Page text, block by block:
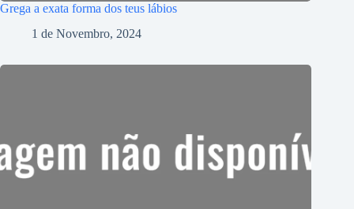
Grega a exata forma dos teus lábios
1 de Novembro, 2024